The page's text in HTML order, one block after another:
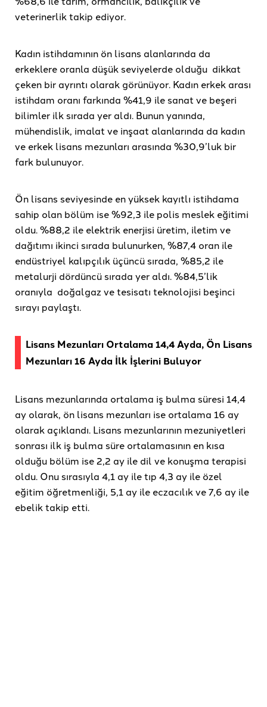
veterinerlik takip ediyor.
Kadın istihdamının ön lisans alanlarında da
erkeklere oranla düşük seviyelerde olduğu dikkat
çeken bir ayrıntı olarak görünüyor. Kadın erkek arası
istihdam oranı farkında %41,9 ile sanat ve beşeri
bilimler ilk sırada yer aldı. Bunun yanında,
mühendislik, imalat ve inşaat alanlarında da kadın
ve erkek lisans mezunları arasında %30,9’luk bir
fark bulunuyor.
Ön lisans seviyesinde en yüksek kayıtlı istihdama
sahip olan bölüm ise %92,3 ile polis meslek eğitimi
oldu. %88,2 ile elektrik enerjisi üretim, iletim ve
dağıtımı ikinci sırada bulunurken, %87,4 oran ile
endüstriyel kalıpçılık üçüncü sırada, %85,2 ile
metalurji dördüncü sırada yer aldı. %84,5’lik
oranıyla doğalgaz ve tesisatı teknolojisi beşinci
sırayı paylaştı.
Lisans Mezunları Ortalama 14,4 Ayda, Ön Lisans
Mezunları 16 Ayda İlk İşlerini Buluyor
Lisans mezunlarında ortalama iş bulma süresi 14,4
ay olarak, ön lisans mezunları ise ortalama 16 ay
olarak açıklandı. Lisans mezunlarının mezuniyetleri
sonrası ilk iş bulma süre ortalamasının en kısa
olduğu bölüm ise 2,2 ay ile dil ve konuşma terapisi
oldu. Onu sırasıyla 4,1 ay ile tıp 4,3 ay ile özel
eğitim öğretmenliği, 5,1 ay ile eczacılık ve 7,6 ay ile
ebelik takip etti.